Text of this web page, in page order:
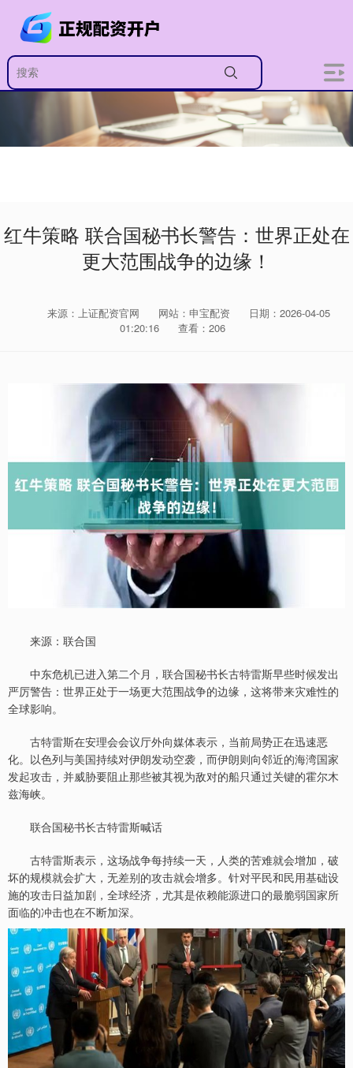
红牛策略 联合国秘书长警告：世界正处在
更大范围战争的边缘！
来源：上证配资官网 网站：申宝配资
日期：2026-04-05
01:20:16
查看：206
来源：联合国
中东危机已进入第二个月，联合国秘书长古特雷斯早些时候发出
严厉警告：世界正处于一场更大范围战争的边缘，这将带来灾难性的
全球影响。
古特雷斯在安理会会议厅外向媒体表示，当前局势正在迅速恶
化。以色列与美国持续对伊朗发动空袭，而伊朗则向邻近的海湾国家
发起攻击，并威胁要阻止那些被其视为敌对的船只通过关键的霍尔木
兹海峡。
联合国秘书长古特雷斯喊话
古特雷斯表示，这场战争每持续一天，人类的苦难就会增加，破
坏的规模就会扩大，无差别的攻击就会增多。针对平民和民用基础设
施的攻击日益加剧，全球经济，尤其是依赖能源进口的最脆弱国家所
面临的冲击也在不断加深。